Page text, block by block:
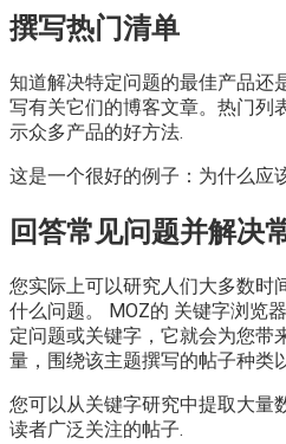
撰写热门清单
知道解决特定问题的最佳产品还
写有关它们的博客文章。热门列
示众多产品的好方法.
这是一个很好的例子：为什么应
回答常见问题并解决
您实际上可以研究人们大多数时
什么问题。 MOZ的 关键字浏览
定问题或关键字，它就会为您带
量，围绕该主题撰写的帖子种类
您可以从关键字研究中提取大量
读者广泛关注的帖子.